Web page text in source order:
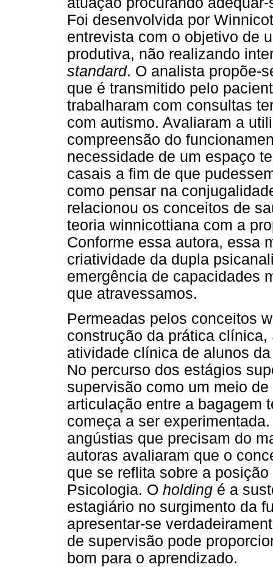
Foi desenvolvida por
entrevista com o objetivo de
produtiva, não realizando
standard. O analista propõe-
que é transmitido pelo
trabalharam com consultas
com autismo. Avaliaram a
compreensão do
necessidade de um espaço
casais a fim de que
como pensar na
relacionou os conceitos de
teoria winnicottiana com a
Conforme essa autora, essa
criatividade da dupla
emergência de capacidades
que atravessamos.
Permeadas pelos conceitos
construção da prática
atividade clínica de alunos
No percurso dos estágios
supervisão como um meio
articulação entre a bagagem
começa a ser
angústias que precisam do
autoras avaliaram que o
que se reflita sobre a
Psicologia. O holding é a
estagiário no surgimento da
apresentar-se
de supervisão pode
bom para o aprendizado.